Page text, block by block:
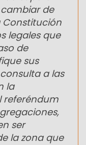
de
legales que
de
sus
a las
la
referéndum
ser
la zona que